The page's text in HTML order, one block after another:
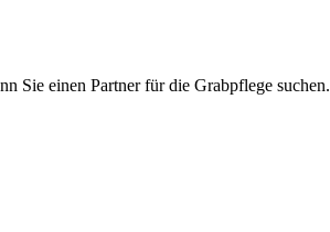
Sie einen Partner für die Grabpflege suchen.